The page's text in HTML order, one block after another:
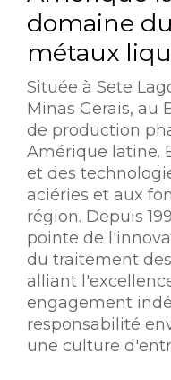
domaine
métaux
Située à Sete
Minas Gerais, au
de production
Amérique latine.
et des
aciéries et aux
région. Depuis
pointe de
du traitement
alliant
engagement
responsabilité
une culture